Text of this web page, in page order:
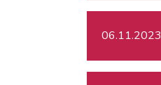
06.11.2023